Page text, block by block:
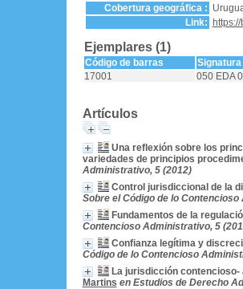
Cobertura geográfica :
Link:
Ejemplares (1)
Código de barras Signatura
17001
050 EDA
Artículos
Una reflexión sobre los
variedades de principios
Administrativo, 5 (2012)
Control jurisdiccional de la
Sobre el Código de lo
Fundamentos de la
Contencioso Administrativo, 5
Confianza legítima y
Código de lo Contencioso
La jurisdicción
Martins en Estudios de Derecho